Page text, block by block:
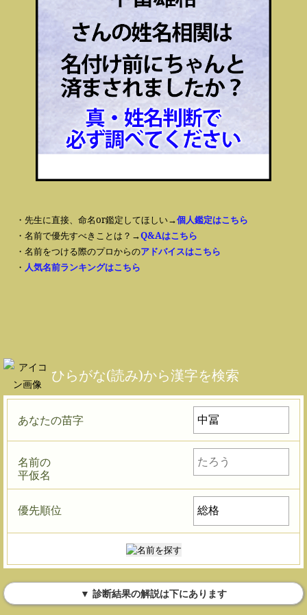
・先生に直接、命名or鑑定してほしい→個人鑑定はこちら
・名前で優先すべきことは？→Q&Aはこちら
・名前をつける際のプロからのアドバイスはこちら
・ 人気名前ランキングはこちら
ひらがな(読み)から漢字を検索
あなたの苗字
名前の
平仮名
優先順位
▼ 診断結果の解説は下にあります